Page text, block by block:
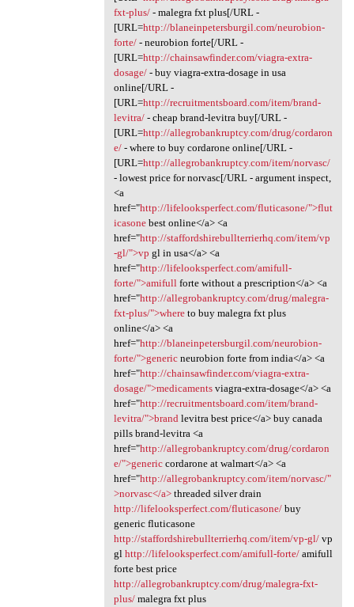
fxt-plus/- malegra fxt plus[/URL -
[URL=http://blaneinpetersburgil.com/neurobion-
forte/- neurobion forte[/URL -
[URL=http://chainsawfinder.com/viagra-extra-
dosage/- buy viagra-extra-dosage in usa
online[/URL -
[URL=http://recruitmentsboard.com/item/brand-
levitra/- cheap brand-levitra buy[/URL -
[URL=http://allegrobankruptcy.com/drug/cordaron
e/- where to buy cordarone online[/URL -
[URL=http://allegrobankruptcy.com/item/norvasc/
- lowest price for norvasc[/URL - argument inspect,
<a
href="http://lifelooksperfect.com/fluticasone/">flut
icasonebest online</a> <a
href="http://staffordshirebullterrierhq.com/item/vp
-gl/">vp gl in usa</a> <a
href="http://lifelooksperfect.com/amifull-
forte/">amifullforte without a prescription</a> <a
href="http://allegrobankruptcy.com/drug/malegra-
fxt-plus/">whereto buy malegra fxt plus
online</a> <a
href="http://blaneinpetersburgil.com/neurobion-
forte/">genericneurobion forte from india</a> <a
href="http://chainsawfinder.com/viagra-extra-
dosage/">medicamentsviagra-extra-dosage</a> <a
href="http://recruitmentsboard.com/item/brand-
levitra/">brandlevitra best price</a> buy canada
pills brand-levitra <a
href="http://allegrobankruptcy.com/drug/cordaron
e/">genericcordarone at walmart</a> <a
href="http://allegrobankruptcy.com/item/norvasc/"
>norvasc</a>threaded silver drain
http://lifelooksperfect.com/fluticasone/buy
generic fluticasone
http://staffordshirebullterrierhq.com/item/vp-gl/vp
gl http://lifelooksperfect.com/amifull-forte/amifull
forte best price
http://allegrobankruptcy.com/drug/malegra-fxt-
plus/malegra fxt plus